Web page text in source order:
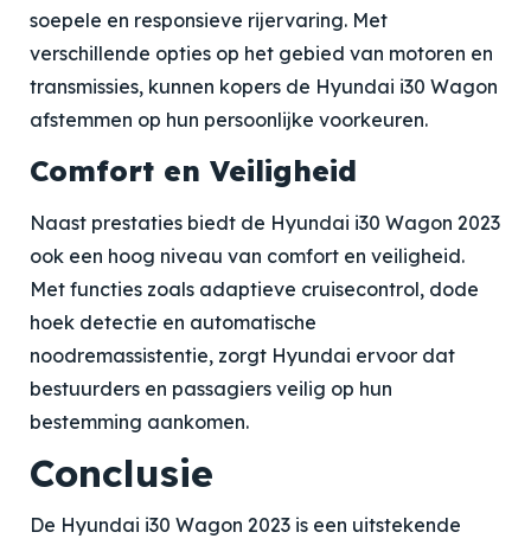
soepele en responsieve rijervaring. Met
verschillende opties op het gebied van motoren en
transmissies, kunnen kopers de Hyundai i30 Wagon
afstemmen op hun persoonlijke voorkeuren.
Comfort en Veiligheid
Naast prestaties biedt de Hyundai i30 Wagon 2023
ook een hoog niveau van comfort en veiligheid.
Met functies zoals adaptieve cruisecontrol, dode
hoek detectie en automatische
noodremassistentie, zorgt Hyundai ervoor dat
bestuurders en passagiers veilig op hun
bestemming aankomen.
Conclusie
De Hyundai i30 Wagon 2023 is een uitstekende